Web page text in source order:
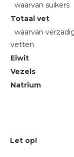
waarvan suikers
Totaal vet
waarvan
vetten
Eiwit
Vezels
Natrium
Let op!